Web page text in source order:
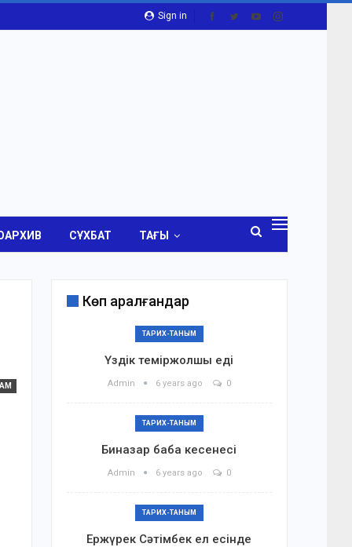
Sign in
СҰХБАТ ТАҒЫ
Көп қаралғандар
ТАРИХ-ТАНЫМ
Үздік теміржолшы еді
Admin 6 years ago 0
ТАРИХ-ТАНЫМ
Биназар баба кесенесі
Admin 6 years ago 0
ТАРИХ-ТАНЫМ
Ержүрек Сәтімбек ел есінде